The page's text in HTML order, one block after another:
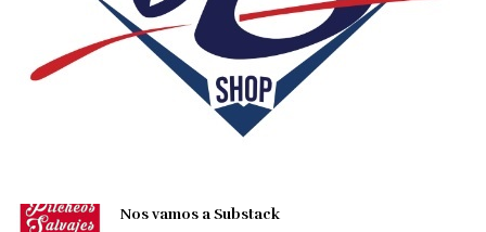
Nos vamos a Substack